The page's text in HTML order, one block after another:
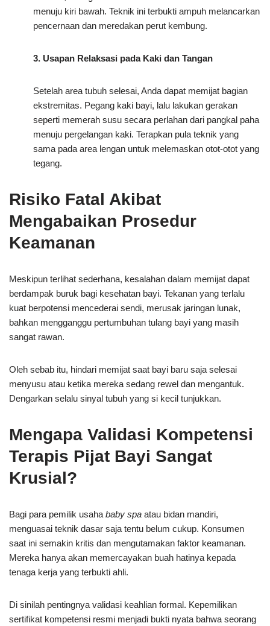
menuju kiri bawah. Teknik ini terbukti ampuh melancarkan
pencernaan dan meredakan perut kembung.
3. Usapan Relaksasi pada Kaki dan Tangan
Setelah area tubuh selesai, Anda dapat memijat bagian
ekstremitas. Pegang kaki bayi, lalu lakukan gerakan
seperti memerah susu secara perlahan dari pangkal paha
menuju pergelangan kaki. Terapkan pula teknik yang
sama pada area lengan untuk melemaskan otot-otot yang
tegang.
Risiko Fatal Akibat
Mengabaikan Prosedur
Keamanan
Meskipun terlihat sederhana, kesalahan dalam memijat dapat
berdampak buruk bagi kesehatan bayi. Tekanan yang terlalu
kuat berpotensi mencederai sendi, merusak jaringan lunak,
bahkan mengganggu pertumbuhan tulang bayi yang masih
sangat rawan.
Oleh sebab itu, hindari memijat saat bayi baru saja selesai
menyusu atau ketika mereka sedang rewel dan mengantuk.
Dengarkan selalu sinyal tubuh yang si kecil tunjukkan.
Mengapa Validasi Kompetensi
Terapis Pijat Bayi Sangat
Krusial?
Bagi para pemilik usaha baby spa atau bidan mandiri,
menguasai teknik dasar saja tentu belum cukup. Konsumen
saat ini semakin kritis dan mengutamakan faktor keamanan.
Mereka hanya akan memercayakan buah hatinya kepada
tenaga kerja yang terbukti ahli.
Di sinilah pentingnya validasi keahlian formal. Kepemilikan
sertifikat kompetensi resmi menjadi bukti nyata bahwa seorang